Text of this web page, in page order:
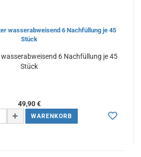
6 Nachfüllung je 45
Stück
49,90 €
WARENKORB